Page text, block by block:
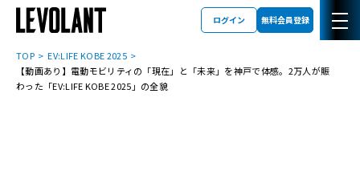
ログイン 無料会員登録
TOP
EV:LIFE KOBE 2025
【動画あり】電動モビリティの「現在」と「未来」を神戸で体感。2万人が賑
わった「EV:LIFE KOBE 2025」の全貌